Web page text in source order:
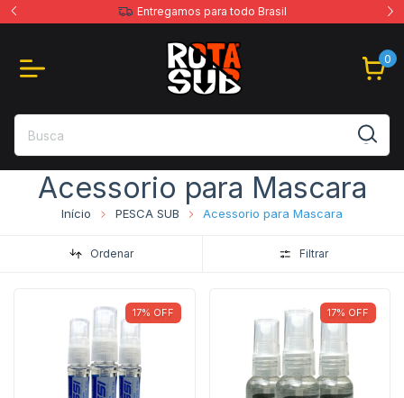
Entregamos para todo Brasil
0
Acessorio para Mascara
Início PESCA SUB Acessorio para Mascara
Ordenar Filtrar
17% OFF 17% OFF